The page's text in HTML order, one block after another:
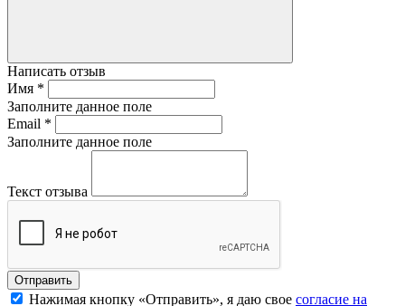
Написать отзыв
Имя *
Заполните данное поле
Email *
Заполните данное поле
Текст отзыва
Нажимая кнопку «Отправить», я даю свое согласие на